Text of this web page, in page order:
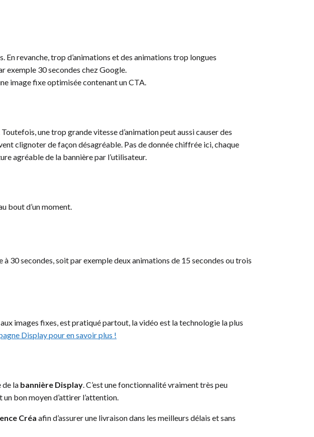
En revanche, trop d’animations et des animations trop longues
exemple 30 secondes chez Google.
image fixe optimisée contenant un CTA.
une trop grande vitesse d’animation peut aussi causer des
clignoter de façon désagréable. Pas de donnée chiffrée ici, chaque
agréable de la bannière par l’utilisateur.
bout d’un moment.
à 30 secondes, soit par exemple deux animations de 15 secondes ou trois
images fixes, est pratiqué partout, la vidéo est la technologie la plus
Display pour en savoir plus !
de la bannière Display . C’est une fonctionnalité vraiment très peu
bon moyen d’attirer l’attention.
Créa afin d’assurer une livraison dans les meilleurs délais et sans